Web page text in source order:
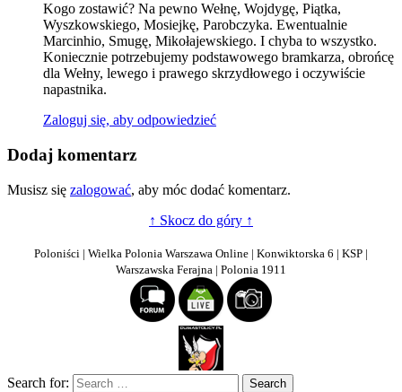
Kogo zostawić? Na pewno Wełnę, Wojdygę, Piątka,
Wyszkowskiego, Mosiejkę, Parobczyka. Ewentualnie
Marcinhio, Smugę, Mikołajewskiego. I chyba to wszystko.
Koniecznie potrzebujemy podstawowego bramkarza, obrońcę
dla Wełny, lewego i prawego skrzydłowego i oczywiście
napastnika.
Zaloguj się, aby odpowiedzieć
Dodaj komentarz
Musisz się zalogować, aby móc dodać komentarz.
↑ Skocz do góry ↑
Poloniści | Wielka Polonia Warszawa Online | Konwiktorska 6 | KSP |
Warszawska Ferajna | Polonia 1911
Search for: